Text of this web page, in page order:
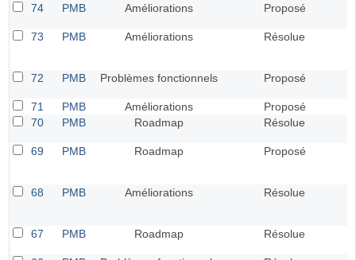
74 PMB Améliorations Proposé
73 PMB Améliorations Résolue
72 PMB Problèmes fonctionnels Proposé
71 PMB Améliorations Proposé
70
PMB Roadmap Résolue
69 PMB Roadmap Proposé
68 PMB Améliorations Résolue
67 PMB Roadmap Résolue